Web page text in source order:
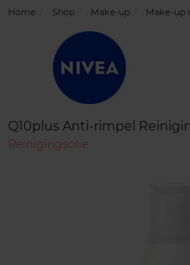
Home Shop Make-up Make-up
Q10plus Anti-rimpel
Reinigingsolie